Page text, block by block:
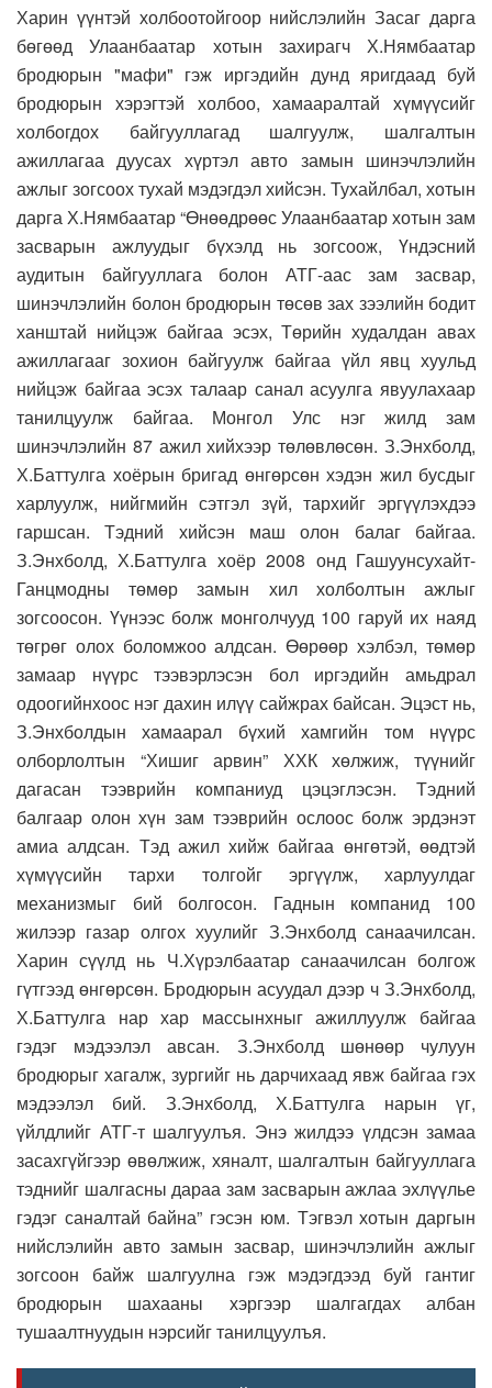
Харин үүнтэй холбоотойгоор нийслэлийн Засаг дарга
бөгөөд Улаанбаатар хотын захирагч Х.Нямбаатар
бродюрын "мафи" гэж иргэдийн дунд яригдаад буй
бродюрын хэрэгтэй холбоо, хамааралтай хүмүүсийг
холбогдох байгууллагад шалгуулж, шалгалтын
ажиллагаа дуусах хүртэл авто замын шинэчлэлийн
ажлыг зогсоох тухай мэдэгдэл хийсэн. Тухайлбал, хотын
дарга Х.Нямбаатар “Өнөөдрөөс Улаанбаатар хотын зам
засварын ажлуудыг бүхэлд нь зогсоож, Үндэсний
аудитын байгууллага болон АТГ-аас зам засвар,
шинэчлэлийн болон бродюрын төсөв зах зээлийн бодит
ханштай нийцэж байгаа эсэх, Төрийн худалдан авах
ажиллагааг зохион байгуулж байгаа үйл явц хуульд
нийцэж байгаа эсэх талаар санал асуулга явуулахаар
танилцуулж байгаа. Монгол Улс нэг жилд зам
шинэчлэлийн 87 ажил хийхээр төлөвлөсөн. З.Энхболд,
Х.Баттулга хоёрын бригад өнгөрсөн хэдэн жил бусдыг
харлуулж, нийгмийн сэтгэл зүй, тархийг эргүүлэхдээ
гаршсан. Тэдний хийсэн маш олон балаг байгаа.
З.Энхболд, Х.Баттулга хоёр 2008 онд Гашуунсухайт-
Ганцмодны төмөр замын хил холболтын ажлыг
зогсоосон. Үүнээс болж монголчууд 100 гаруй их наяд
төгрөг олох боломжоо алдсан. Өөрөөр хэлбэл, төмөр
замаар нүүрс тээвэрлэсэн бол иргэдийн амьдрал
одоогийнхоос нэг дахин илүү сайжрах байсан. Эцэст нь,
З.Энхболдын хамаарал бүхий хамгийн том нүүрс
олборлолтын “Хишиг арвин” ХХК хөлжиж, түүнийг
дагасан тээврийн компаниуд цэцэглэсэн. Тэдний
балгаар олон хүн зам тээврийн ослоос болж эрдэнэт
амиа алдсан. Тэд ажил хийж байгаа өнгөтэй, өөдтэй
хүмүүсийн тархи толгойг эргүүлж, харлуулдаг
механизмыг бий болгосон. Гаднын компанид 100
жилээр газар олгох хуулийг З.Энхболд санаачилсан.
Харин сүүлд нь Ч.Хүрэлбаатар санаачилсан болгож
гүтгээд өнгөрсөн. Бродюрын асуудал дээр ч З.Энхболд,
Х.Баттулга нар хар массынхныг ажиллуулж байгаа
гэдэг мэдээлэл авсан. З.Энхболд шөнөөр чулуун
бродюрыг хагалж, зургийг нь дарчихаад явж байгаа гэх
мэдээлэл бий. З.Энхболд, Х.Баттулга нарын үг,
үйлдлийг АТГ-т шалгуулъя. Энэ жилдээ үлдсэн замаа
засахгүйгээр өвөлжиж, хяналт, шалгалтын байгууллага
тэднийг шалгасны дараа зам засварын ажлаа эхлүүлье
гэдэг саналтай байна” гэсэн юм. Тэгвэл хотын даргын
нийслэлийн авто замын засвар, шинэчлэлийн ажлыг
зогсоон байж шалгуулна гэж мэдэгдээд буй гантиг
бродюрын шахааны хэргээр шалгагдах албан
тушаалтнуудын нэрсийг танилцуулъя.